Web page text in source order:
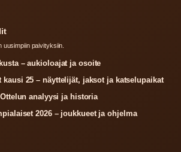
paivityksiin.
– aukioloajat ja osoite
kausi 25 – näyttelijät, jaksot ja katselupaikat
analyysi ja historia
2026 – joukkueet ja ohjelma